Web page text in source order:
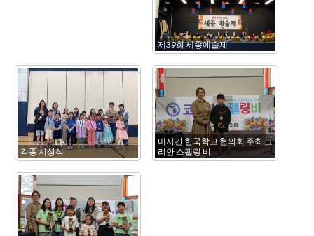
제39회 세종예술제
각종 시상식
미시간 한국학교 협의회 주최 코
리안 스펠링 비